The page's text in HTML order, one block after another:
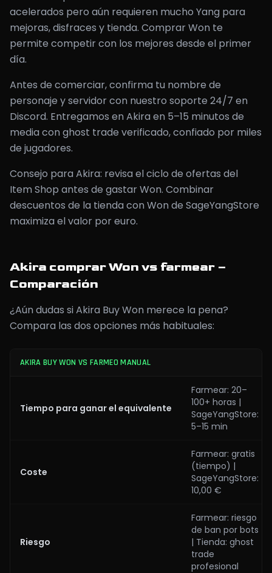
acelerados pero aún requieren mucho Yang para
mejoras, disfraces y tienda. Comprar Won te
permite competir con los mejores desde el primer
día.
Antes de comerciar, confirma tu nombre de
personaje y servidor con nuestro soporte 24/7 en
Discord. Entregamos en Akira en 5–15 minutos de
media con ghost trade verificado, confiado por miles
de jugadores.
Consejo para Akira: revisa el ciclo de ofertas del
Item Shop antes de gastar Won. Combinar
descuentos de la tienda con Won de SageYangStore
maximiza el valor por euro.
Akira comprar Won vs farmear –
Comparación
¿Aún dudas si Akira Buy Won merece la pena?
Compara las dos opciones más habituales:
AKIRA BUY WON VS FARMEO MANUAL
Tiempo para ganar el equivalente
Farmear: 20–
100+ horas |
SageYangStore:
5–15 min
Coste
Farmear: gratis
(tiempo) |
SageYangStore:
10,00 €
Riesgo
Farmear: riesgo
de ban por bots
| Tienda: ghost
trade
profesional